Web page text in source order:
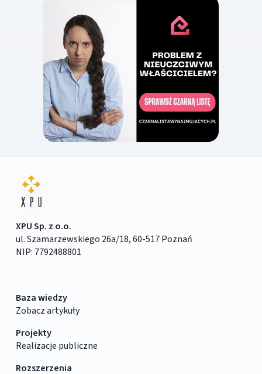
XPU Sp. z o.o.
ul. Szamarzewskiego 26a/18, 60-517 Poznań
NIP: 7792488801
Baza wiedzy
Zobacz artykuły
Projekty
Realizacje publiczne
Rozszerzenia